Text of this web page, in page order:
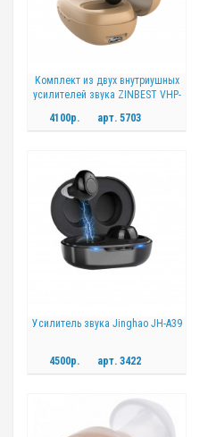
Комплект из двух внутриушных
усилителей звука ZINBEST VHP-
4100р. арт. 5703
Усилитель звука Jinghao JH-A39
4500р. арт. 3422